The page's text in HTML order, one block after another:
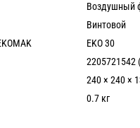
Воздушный
Винтовой
EKO 30
2205721542
240 × 240 ×
0.7 кг